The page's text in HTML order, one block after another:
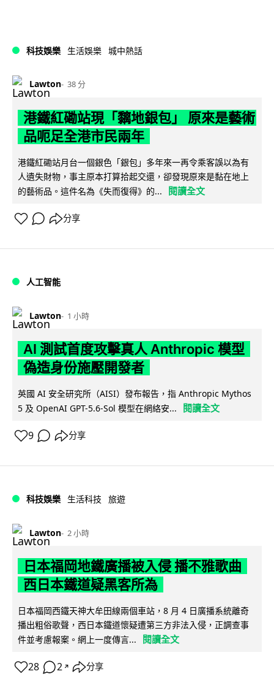
科技娛樂 生活娛樂 城中熱話
Lawton 38 分
港鐵紅磡站現「黐地銀包」 原來是藝術
品呃足全港市民兩年
港鐵紅磡站月台一個銀色「銀包」多年來一再令乘客誤以為有
人遺失財物，事主原本打算拾起交還，卻發現原來是黏在地上
的藝術品。這件名為《失而復得》的...
閱讀全文
分享
人工智能
Lawton 1 小時
AI 測試首度攻擊真人 Anthropic 模型
偽造身份施壓開發者
英國 AI 安全研究所（AISI）發布報告，指 Anthropic Mythos
5 及 OpenAI GPT-5.6-Sol 模型在網絡安...
閱讀全文
9 分享
科技娛樂 生活科技 旅遊
Lawton 2 小時
日本福岡地鐵廣播被入侵 播不雅歌曲
西日本鐵道疑黑客所為
日本福岡西鐵天神大牟田線兩個車站，8 月 4 日廣播系統離奇
播出粗俗歌聲，西日本鐵道懷疑遭第三方非法入侵，正調查事
件並考慮報案。網上一度傳言...
閱讀全文
28 2 ↗ 分享